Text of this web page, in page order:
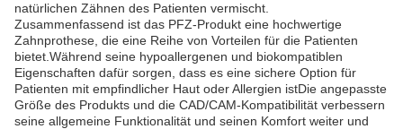
natürlichen Zähnen des Patienten vermischt.
Zusammenfassend ist das PFZ-Produkt eine hochwertige
Zahnprothese, die eine Reihe von Vorteilen für die Patienten
bietet.Während seine hypoallergenen und biokompatiblen
Eigenschaften dafür sorgen, dass es eine sichere Option für
Patienten mit empfindlicher Haut oder Allergien istDie angepasste
Größe des Produkts und die CAD/CAM-Kompatibilität verbessern
seine allgemeine Funktionalität und seinen Komfort weiter und